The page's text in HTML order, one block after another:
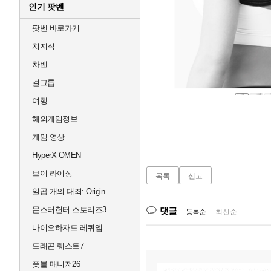
인기 팟벤
팟벤 바로가기
치지직
차벤
걸그룹
여행
해외게임정보
게임 영상
HyperX OMEN
브이 라이징
일곱 개의 대죄: Origin
몬스터헌터 스토리즈3
바이오하자드 레퀴엠
드래곤 퀘스트7
풋볼 매니저26
목록 신고
댓글 등록순 최신순